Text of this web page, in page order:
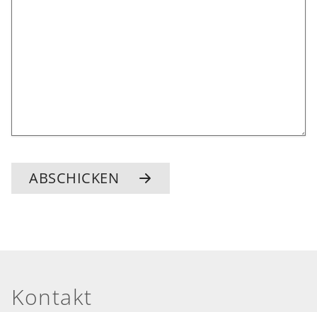
ABSCHICKEN
Kontakt